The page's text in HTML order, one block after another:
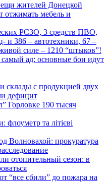
жителей Донецкой
отжимать мебель и
РСЗО, 3 средств ПВО,
и 386 – автотехники, 67 –
силе – 1210 “штыков”!
самый ад: основные бои идут
склады с продукцией двух
дефицит
Горловке 190 тысяч
флоуметр та літієві
Волновахой: прокуратура
отопительный сезон: в
“все сбили” до пожара на